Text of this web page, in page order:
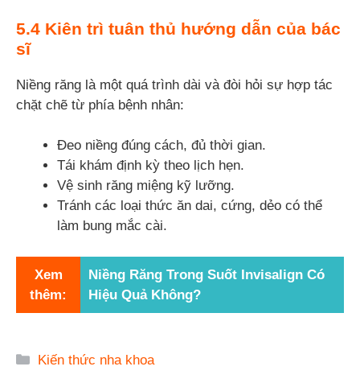
5.4 Kiên trì tuân thủ hướng dẫn của bác
sĩ
Niềng răng là một quá trình dài và đòi hỏi sự hợp tác
chặt chẽ từ phía bệnh nhân:
Đeo niềng đúng cách, đủ thời gian.
Tái khám định kỳ theo lịch hẹn.
Vệ sinh răng miệng kỹ lưỡng.
Tránh các loại thức ăn dai, cứng, dẻo có thể
làm bung mắc cài.
Xem
thêm:
Niềng Răng Trong Suốt Invisalign Có
Hiệu Quả Không?
Danh
Kiến thức nha khoa